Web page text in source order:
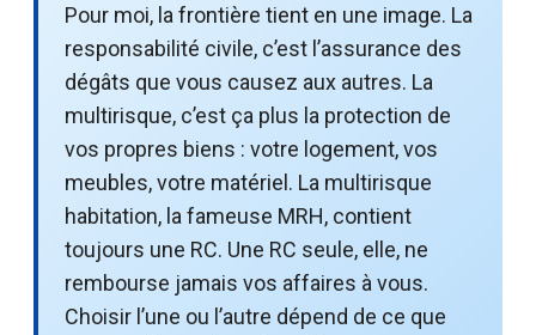
Pour moi, la frontière tient en une image. La
responsabilité civile, c’est l’assurance des
dégâts que vous causez aux autres. La
multirisque, c’est ça plus la protection de
vos propres biens : votre logement, vos
meubles, votre matériel. La multirisque
habitation, la fameuse MRH, contient
toujours une RC. Une RC seule, elle, ne
rembourse jamais vos affaires à vous.
Choisir l’une ou l’autre dépend de ce que